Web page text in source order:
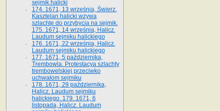
sejmik halicki
174. 1671, 13 września, Świerz.
Kasztelan halicki wzywa
szlachtę do przybycia na sejmik.
175. 1671, 14 września, Halicz.
Laudum sejmiku halickiego
176. 1671, 22 września, Halicz.
Laudum sejmiku halickiego
177. 1671, 5 października,
Trembowla. Protestacya szlachty
trembowelskiej przeciwko
uchwałom sejmiku
178. 1671, 29 października,
Halicz. Laudum sejmiku
halickiego. 179. 1671, 6
listopada, Halicz. Laudum